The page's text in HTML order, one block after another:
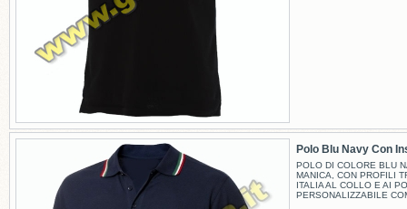
Polo Blu Navy Con
POLO DI COLORE BLU
MANICA, CON PROFILI
ITALIA AL COLLO E AI
PERSONALIZZABILE